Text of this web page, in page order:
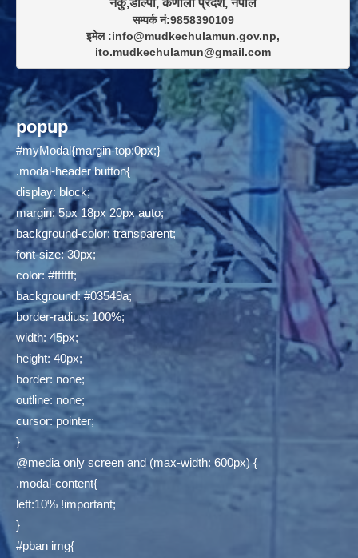
सम्पर्क नं:9858390109
इमेल :info@mudkechulamun.gov.np,
ito.mudkechulamun@gmail.com
popup
#myModal{margin-top:0px;}
.modal-header button{
display: block;
margin: 5px 18px 20px auto;
background-color: transparent;
font-size: 30px;
color: #ffffff;
background: #03549a;
border-radius: 100%;
width: 45px;
height: 40px;
border: none;
outline: none;
cursor: pointer;
}
@media only screen and (max-width: 600px) {
.modal-content{
left:10% !important;
}
#pban img{